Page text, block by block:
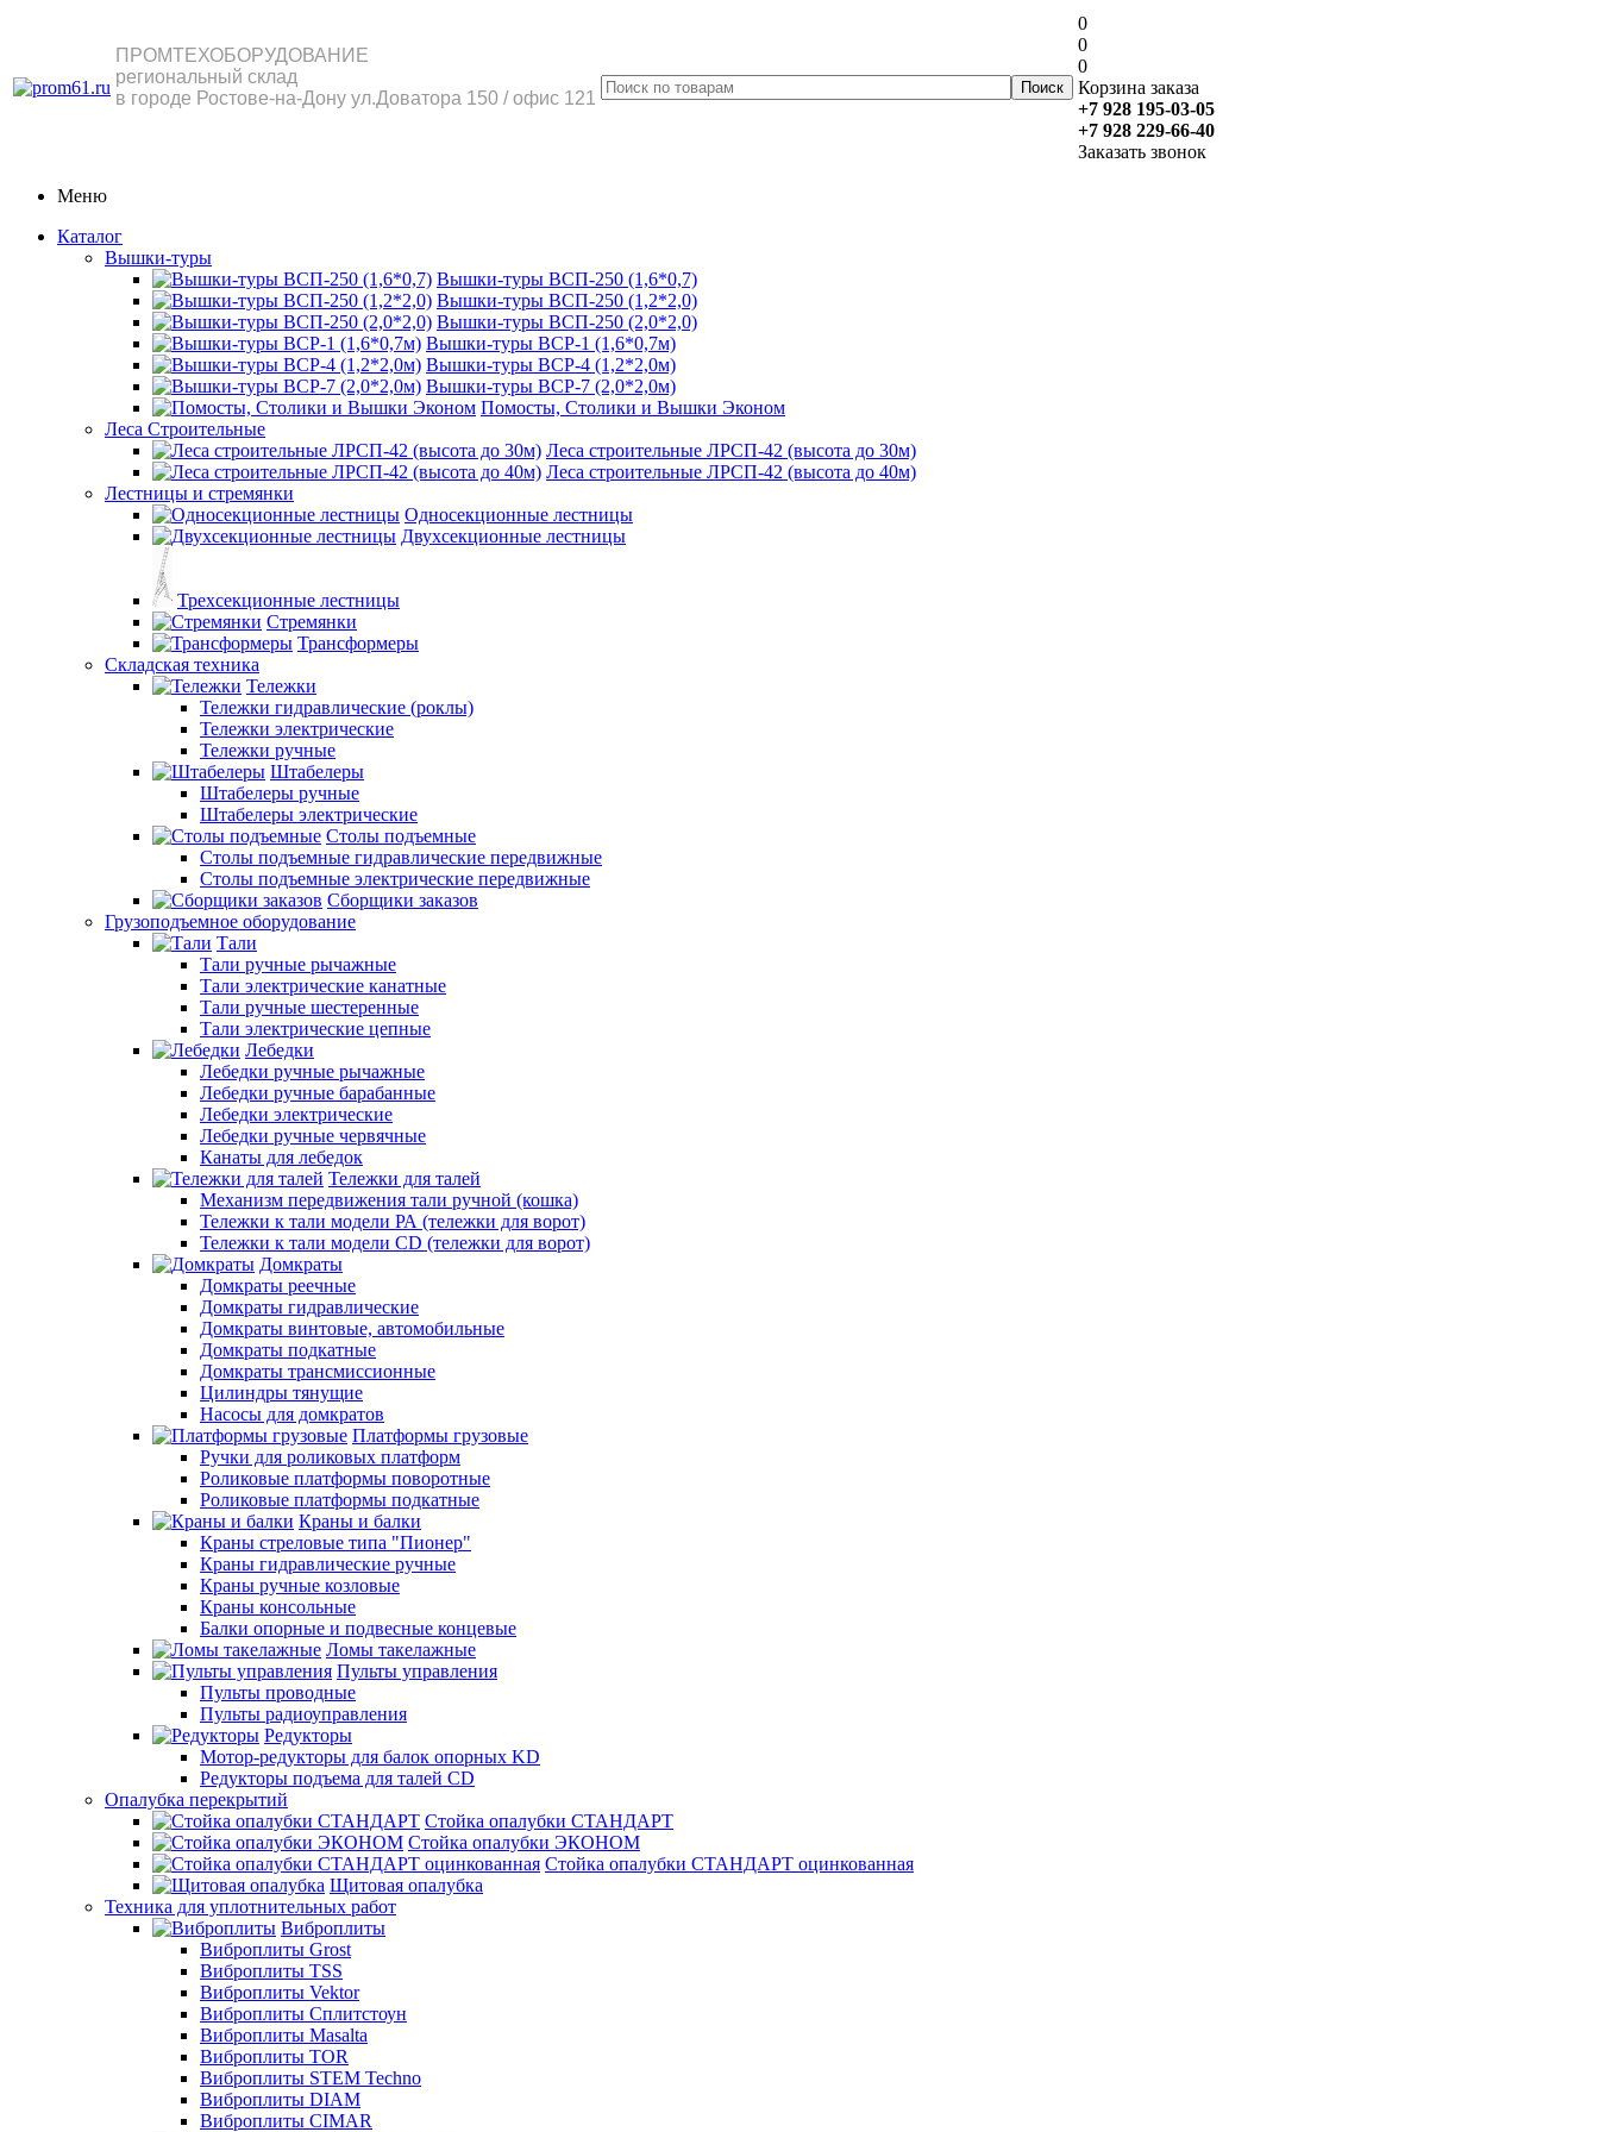
ПРОМТЕХОБОРУДОВАНИЕ
региональный склад
в городе Ростове-на-Дону ул.Доватора 150 / офис 121
0
0
0
Корзина заказа
+7 928 195-03-05
+7 928 229-66-40
Заказать звонок
Меню
Каталог
Вышки-туры
Вышки-туры ВСП-250 (1,6*0,7)
Вышки-туры ВСП-250 (1,2*2,0)
Вышки-туры ВСП-250 (2,0*2,0)
Вышки-туры ВСР-1 (1,6*0,7м)
Вышки-туры ВСР-4 (1,2*2,0м)
Вышки-туры ВСР-7 (2,0*2,0м)
Помосты, Столики и Вышки Эконом
Леса Строительные
Леса строительные ЛРСП-42 (высота до 30м)
Леса строительные ЛРСП-42 (высота до 40м)
Лестницы и стремянки
Односекционные лестницы
Двухсекционные лестницы
Трехсекционные лестницы
Стремянки
Трансформеры
Складская техника
Тележки
Тележки гидравлические (роклы)
Тележки электрические
Тележки ручные
Штабелеры
Штабелеры ручные
Штабелеры электрические
Столы подъемные
Столы подъемные гидравлические передвижные
Столы подъемные электрические передвижные
Сборщики заказов
Грузоподъемное оборудование
Тали
Тали ручные рычажные
Тали электрические канатные
Тали ручные шестеренные
Тали электрические цепные
Лебедки
Лебедки ручные рычажные
Лебедки ручные барабанные
Лебедки электрические
Лебедки ручные червячные
Канаты для лебедок
Тележки для талей
Механизм передвижения тали ручной (кошка)
Тележки к тали модели РА (тележки для ворот)
Тележки к тали модели CD (тележки для ворот)
Домкраты
Домкраты реечные
Домкраты гидравлические
Домкраты винтовые, автомобильные
Домкраты подкатные
Домкраты трансмиссионные
Цилиндры тянущие
Насосы для домкратов
Платформы грузовые
Ручки для роликовых платформ
Роликовые платформы поворотные
Роликовые платформы подкатные
Краны и балки
Краны стреловые типа "Пионер"
Краны гидравлические ручные
Краны ручные козловые
Краны консольные
Балки опорные и подвесные концевые
Ломы такелажные
Пульты управления
Пульты проводные
Пульты радиоуправления
Редукторы
Мотор-редукторы для балок опорных KD
Редукторы подъема для талей CD
Опалубка перекрытий
Стойка опалубки СТАНДАРТ
Стойка опалубки ЭКОНОМ
Стойка опалубки СТАНДАРТ оцинкованная
Щитовая опалубка
Техника для уплотнительных работ
Виброплиты
Виброплиты Grost
Виброплиты TSS
Виброплиты Vektor
Виброплиты Сплитстоун
Виброплиты Masalta
Виброплиты TOR
Виброплиты STEM Techno
Виброплиты DIAM
Виброплиты CIMAR